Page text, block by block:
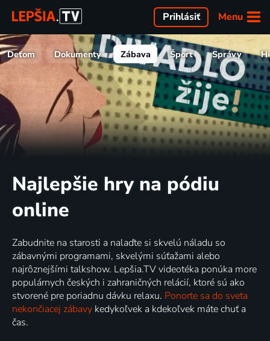
Menu
Prihlásiť
Deťom Dokumenty Zábava Šport Správy
Najlepšie hry na pódiu
online
Zabudnite na starosti a nalaďte si skvelú náladu so
zábavnými programami, skvelými súťažami alebo
najrôznejšími talkshow. Lepšia.TV videotéka ponúka more
populárnych českých i zahraničných relácií, ktoré sú ako
stvorené pre poriadnu dávku relaxu. Ponorte sa do sveta
nekončiacej zábavy kedykoľvek a kdekoľvek máte chuť a
čas.